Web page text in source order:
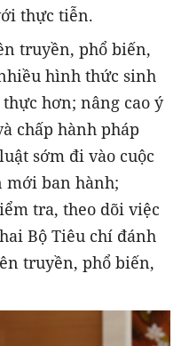
thực tiễn.
truyền, phổ biến,
hình thức sinh
hơn; nâng cao ý
chấp hành pháp
sớm đi vào cuộc
mới ban hành;
tra, theo dõi việc
Bộ Tiêu chí đánh
truyền, phổ biến,